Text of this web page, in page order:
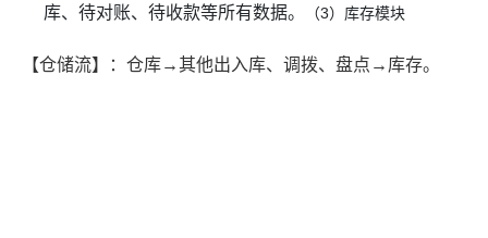
库、待对账、待收款等所有数据。
（3）库存模块
【仓储流】：仓库→其他出入库、调拨、盘点→库存。